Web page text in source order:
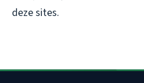
deze sites.